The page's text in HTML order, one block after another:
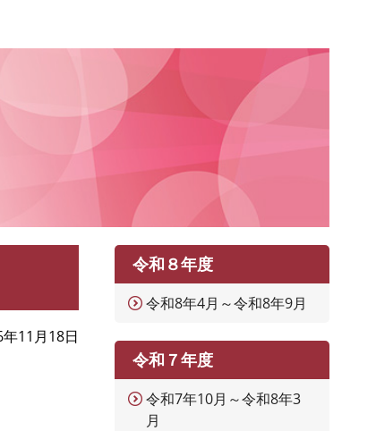
11月18日
令和８年度
令和8年4月～令和8年9月
令和７年度
令和7年10月～令和8年3
月